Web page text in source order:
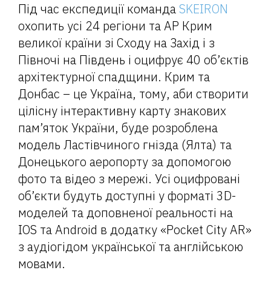
Під час експедиції командаSKEIRON
охопить усі 24 регіони та АР Крим
великої країни зі Сходу на Захід і з
Півночі на Південь і оцифрує 40 об’єктів
архітектурної спадщини. Крим та
Донбас – це Україна, тому, аби створити
цілісну інтерактивну карту знакових
пам’яток України, буде розроблена
модель Ластівчиного гнізда (Ялта) та
Донецького аеропорту за допомогою
фото та відео з мережі. Усі оцифровані
об’єкти будуть доступні у форматі 3D-
моделей та доповненої реальності на
IOS та Android в додатку «Pocket City AR»
з аудіогідом української та англійською
мовами.